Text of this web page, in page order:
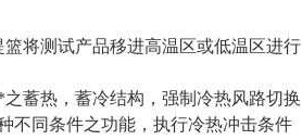
将测试产品移进高温区或低温区进行
蓄热，蓄冷结构，强制冷热风路切换
不同条件之功能，执行冷热冲击条件